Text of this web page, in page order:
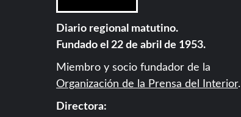
Diario regional matutino.
Fundado el 22 de abril de 1953.
Miembro y socio fundador de la
Organización de la Prensa del Interior.
Directora: